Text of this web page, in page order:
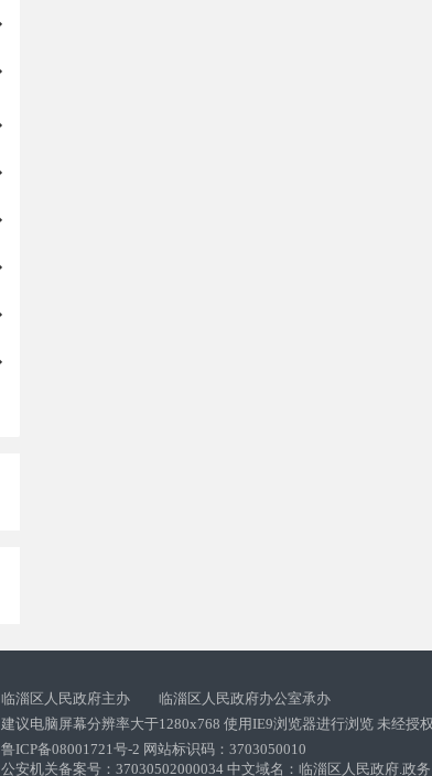
临淄区人民政府主办 临淄区人民政府办公室承办
建议电脑屏幕分辨率大于1280x768 使用IE9浏览器进行浏览 未经授
鲁ICP备08001721号-2 网站标识码：3703050010
公安机关备案号：37030502000034 中文域名：临淄区人民政府.政务